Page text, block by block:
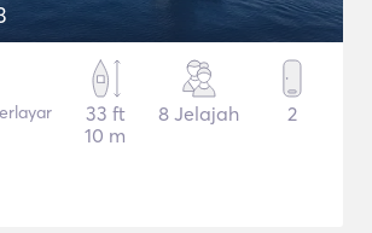
33 ft
10 m
8 Jelajah 2